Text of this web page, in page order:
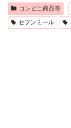
コンビニ商品等
セブンミール